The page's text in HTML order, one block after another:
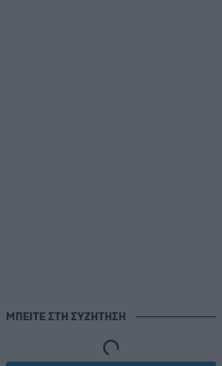
ΜΠΕΙΤΕ ΣΤΗ ΣΥΖΗΤΗΣΗ
Loading...